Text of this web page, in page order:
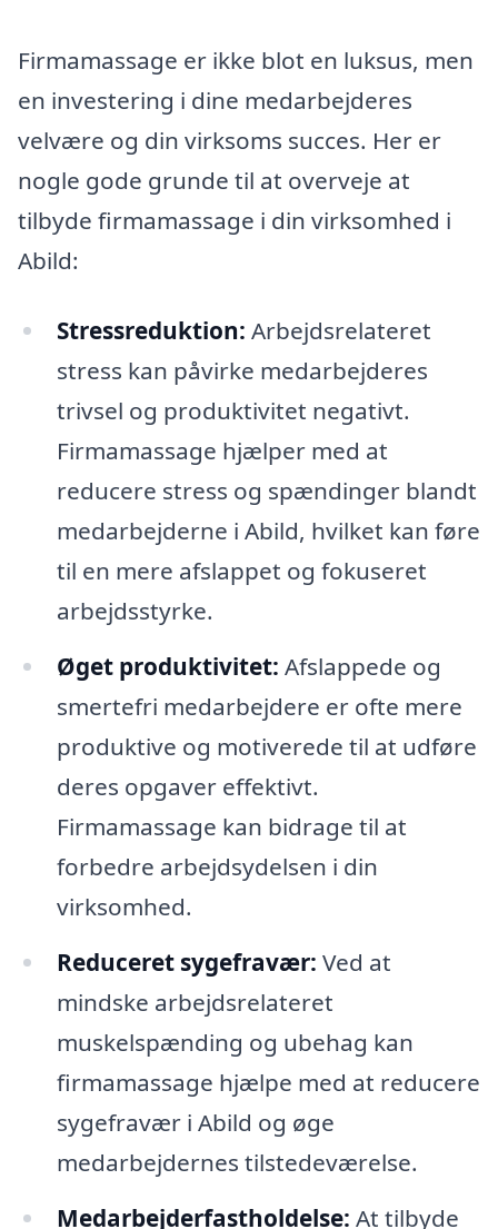
Firmamassage er ikke blot en luksus, men
en investering i dine medarbejderes
velvære og din virksoms succes. Her er
nogle gode grunde til at overveje at
tilbyde firmamassage i din virksomhed i
Abild:
Stressreduktion: Arbejdsrelateret
stress kan påvirke medarbejderes
trivsel og produktivitet negativt.
Firmamassage hjælper med at
reducere stress og spændinger blandt
medarbejderne i Abild, hvilket kan føre
til en mere afslappet og fokuseret
arbejdsstyrke.
Øget produktivitet: Afslappede og
smertefri medarbejdere er ofte mere
produktive og motiverede til at udføre
deres opgaver effektivt.
Firmamassage kan bidrage til at
forbedre arbejdsydelsen i din
virksomhed.
Reduceret sygefravær: Ved at
mindske arbejdsrelateret
muskelspænding og ubehag kan
firmamassage hjælpe med at reducere
sygefravær i Abild og øge
medarbejdernes tilstedeværelse.
Medarbejderfastholdelse: At tilbyde